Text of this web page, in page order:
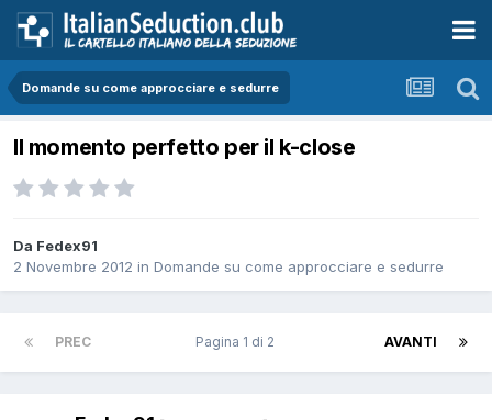
Domande su come approcciare e sedurre
Il momento perfetto per il k-close
Da Fedex91
2 Novembre 2012 in Domande su come approcciare e sedurre
PREC AVANTI
Pagina 1 di 2